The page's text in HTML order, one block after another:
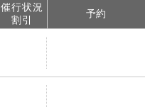
催行状況
割引
予約